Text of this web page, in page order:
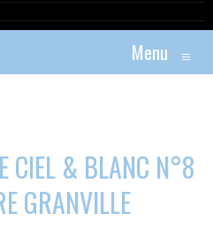
Menu ≡
CIEL & BLANC N°8
GRANVILLE